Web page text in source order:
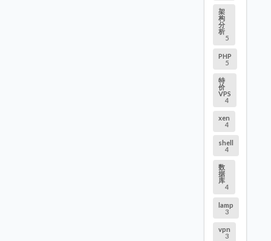
架
构
分
析
5
PHP
5
特
价
VPS
4
xen
4
shell
4
数
据
库
4
lamp
3
vpn
3